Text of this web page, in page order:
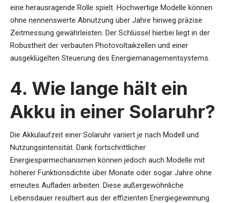
eine herausragende Rolle spielt. Hochwertige Modelle können
ohne nennenswerte Abnutzung über Jahre hinweg präzise
Zeitmessung gewährleisten. Der Schlüssel hierbei liegt in der
Robustheit der verbauten Photovoltaikzellen und einer
ausgeklügelten Steuerung des Energiemanagementsystems.
4. Wie lange hält ein
Akku in einer Solaruhr?
Die Akkulaufzeit einer Solaruhr variiert je nach Modell und
Nutzungsintensität. Dank fortschrittlicher
Energiesparmechanismen können jedoch auch Modelle mit
höherer Funktionsdichte über Monate oder sogar Jahre ohne
erneutes Aufladen arbeiten. Diese außergewöhnliche
Lebensdauer resultiert aus der effizienten Energiegewinnung